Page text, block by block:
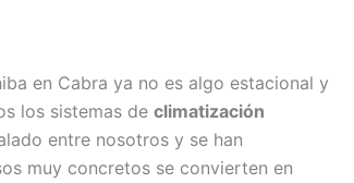
en Cabra ya no es algo estacional y
los sistemas de climatización
entre nosotros y se han
muy concretos se convierten en